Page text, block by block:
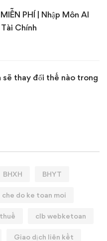
PHÍ | Nhập Môn AI
Chính
sẽ thay đổi thế nào trong
BHXH BHYT
che do ke toan moi
clb webketoan
Giao dịch liên kết